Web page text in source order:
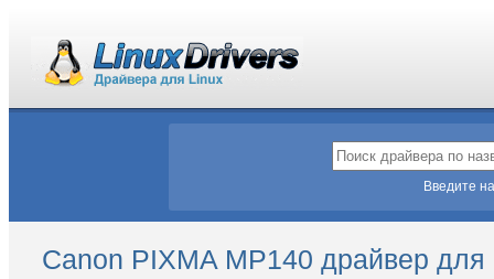
Введите
Canon PIXMA MP140 драйвер для